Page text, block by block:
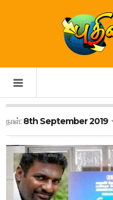
நாள்: 8th September 2019